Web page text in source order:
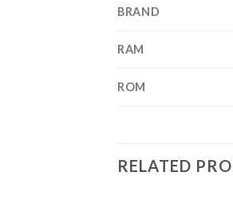
BRAND
RAM
ROM
RELATED